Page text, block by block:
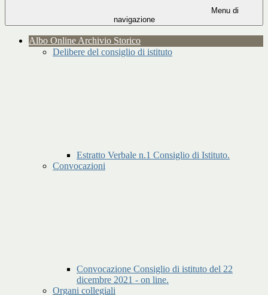
Menu di
navigazione
Albo Online Archivio Storico
Delibere del consiglio di istituto
Estratto Verbale n.1 Consiglio di Istituto.
Convocazioni
Convocazione Consiglio di istituto del 22
dicembre 2021 - on line.
Organi collegiali